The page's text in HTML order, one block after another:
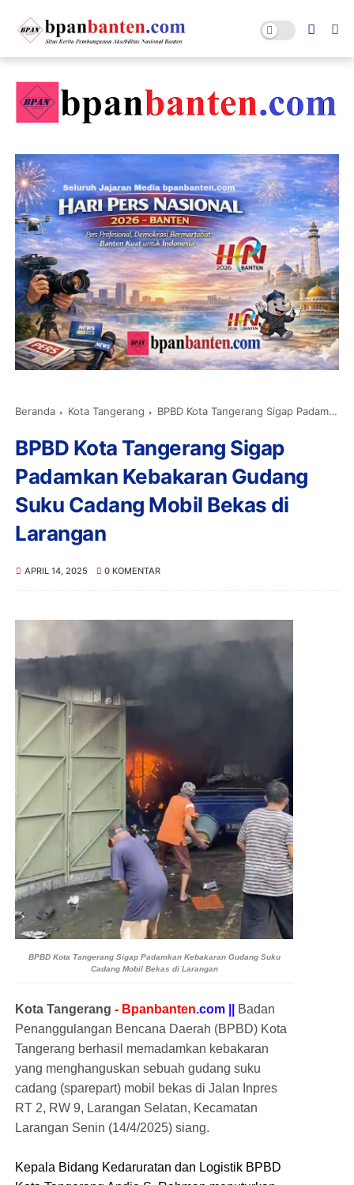
Beranda Kota Tangerang BPBD Kota Tangerang Sigap Padamkan Kebakaran Gudang Suku Cadang Mobil Bekas di Larangan
BPBD Kota Tangerang Sigap
Padamkan Kebakaran Gudang
Suku Cadang Mobil Bekas di
Larangan
APRIL 14, 2025 0 KOMENTAR
BPBD Kota Tangerang Sigap Padamkan Kebakaran Gudang Suku
Cadang Mobil Bekas di Larangan
Kota Tangerang- Bpanbanten.com || Badan
Penanggulangan Bencana Daerah (BPBD) Kota
Tangerang berhasil memadamkan kebakaran
yang menghanguskan sebuah gudang suku
cadang (sparepart) mobil bekas di Jalan Inpres
RT 2, RW 9, Larangan Selatan, Kecamatan
Larangan Senin (14/4/2025) siang.
Kepala Bidang Kedaruratan dan Logistik BPBD